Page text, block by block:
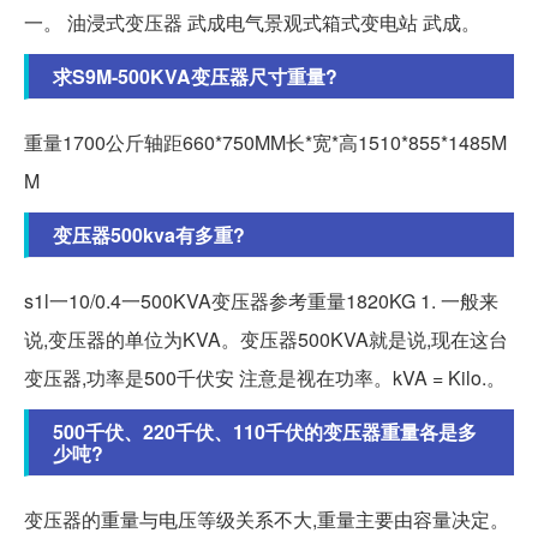
一。 油浸式变压器 武成电气景观式箱式变电站 武成。
求S9M-500KVA变压器尺寸重量?
重量1700公斤轴距660*750MM长*宽*高1510*855*1485M
M
变压器500kva有多重?
s1l一10/0.4一500KVA变压器参考重量1820KG 1. 一般来
说,变压器的单位为KVA。变压器500KVA就是说,现在这台
变压器,功率是500千伏安 注意是视在功率。kVA = Kilo.。
500千伏、220千伏、110千伏的变压器重量各是多
少吨?
变压器的重量与电压等级关系不大,重量主要由容量决定。